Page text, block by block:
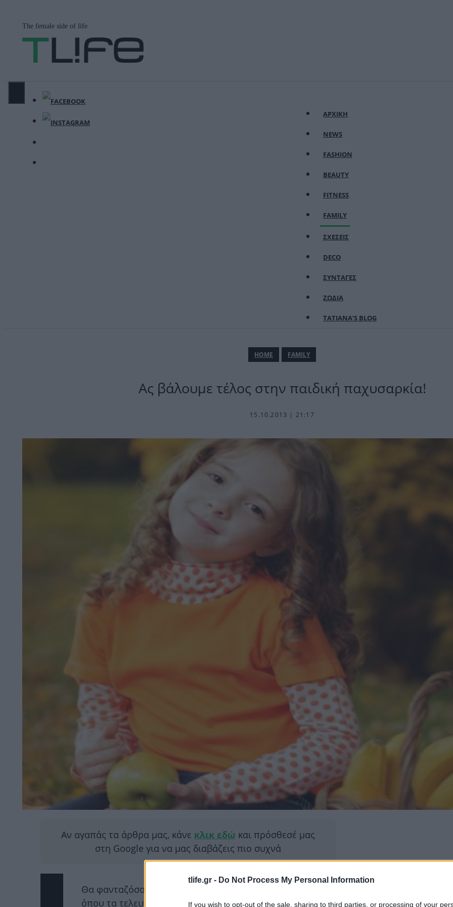
tlife.gr - Do Not Process My Personal Information
If you wish to opt-out of the sale, sharing to third parties, or processing of your
περιεχόμενο
The female side of life
ΑΡΧΙΚΗ
NEWS
FASHION
BEAUTY
FITNESS
FAMILY
ΣΧΕΣΕΙΣ
DECO
ΣΥΝΤΑΓΕΣ
ΖΩΔΙΑ
TATIANA’S BLOG
ΗΟΜΕ FAMILY
Ας βάλουμε τέλος στην παιδική παχυσαρκία!
15.10.2013 | 21:17
Αν αγαπάς τα άρθρα μας, κάνε κλικ εδώ και πρόσθεσέ μας
στη Google για να μας διαβάζεις πιο συχνά
Θα φανταζόσουν ποτέ πως σε μια χώρα όπως η Ελλάδα,
όπου τα τελευταία, κυρίως, χρόνια, τα παιδιά θεωρούνται